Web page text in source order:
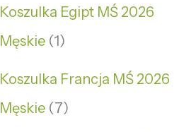
Koszulka Egipt MŚ 2026
Męskie 1
Koszulka Francja MŚ 2026
Męskie 7